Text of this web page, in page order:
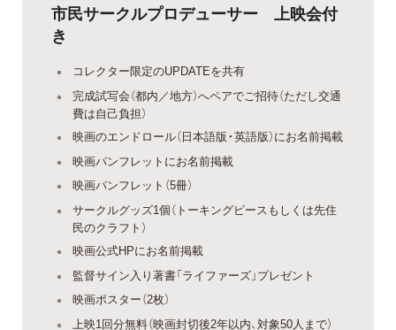
市民サークルプロデューサー 上映会付
き
コレクター限定のUPDATEを共有
完成試写会（都内／地方）へペアでご招待（ただし交通
費は自己負担）
映画のエンドロール（日本語版・英語版）にお名前掲載
映画パンフレットにお名前掲載
映画パンフレット（5冊）
サークルグッズ1個（トーキングピースもしくは先住
民のクラフト）
映画公式HPにお名前掲載
監督サイン入り著書「ライファーズ」プレゼント
映画ポスター（2枚）
上映1回分無料（映画封切後2年以内、対象50人まで）